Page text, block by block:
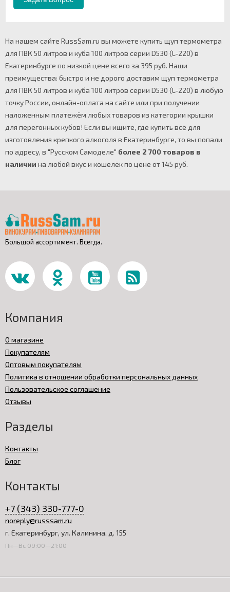
На нашем сайте RussSam.ru вы можете купить щуп термометра
для ПВК 50 литров и куба 100 литров серии D530 (L-220) в
Екатеринбурге по низкой цене всего за 395 руб. Наши
преимущества: быстро и не дорого доставим щуп термометра
для ПВК 50 литров и куба 100 литров серии D530 (L-220) в любую
точку России, онлайн-оплата на сайте или при получении
наложенным платежём любых товаров из категории крышки
для перегонных кубов! Если вы ищите, где купить всё для
изготовления крепкого алкоголя в Екатеринбурге, то вы попали
по адресу, в "Русском Самоделе" более 2 700 товаров в
наличии на любой вкус и кошелёк по цене от 145 руб.
Большой ассортимент. Всегда.
Компания
О магазине
Покупателям
Оптовым покупателям
Политика в отношении обработки персональных данных
Пользовательское соглашение
Отзывы
Разделы
Контакты
Блог
Контакты
+7 (343) 330-777-0
noreply@russsam.ru
г. Екатеринбург, ул. Калинина, д. 155
Пн—Вс 09:00—21:00